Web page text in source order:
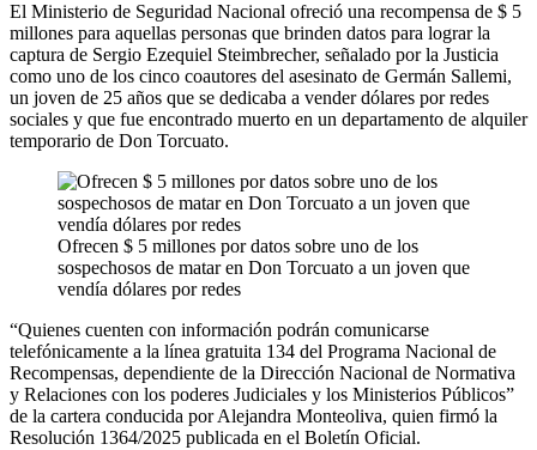
El Ministerio de Seguridad Nacional ofreció una recompensa de $ 5
millones para aquellas personas que brinden datos para lograr la
captura de Sergio Ezequiel Steimbrecher, señalado por la Justicia
como uno de los cinco coautores del asesinato de Germán Sallemi,
un joven de 25 años que se dedicaba a vender dólares por redes
sociales y que fue encontrado muerto en un departamento de alquiler
temporario de Don Torcuato.
Ofrecen $ 5 millones por datos sobre uno de los
sospechosos de matar en Don Torcuato a un joven que
vendía dólares por redes
“Quienes cuenten con información podrán comunicarse
telefónicamente a la línea gratuita 134 del Programa Nacional de
Recompensas, dependiente de la Dirección Nacional de Normativa
y Relaciones con los poderes Judiciales y los Ministerios Públicos”
de la cartera conducida por Alejandra Monteoliva, quien firmó la
Resolución 1364/2025 publicada en el Boletín Oficial.